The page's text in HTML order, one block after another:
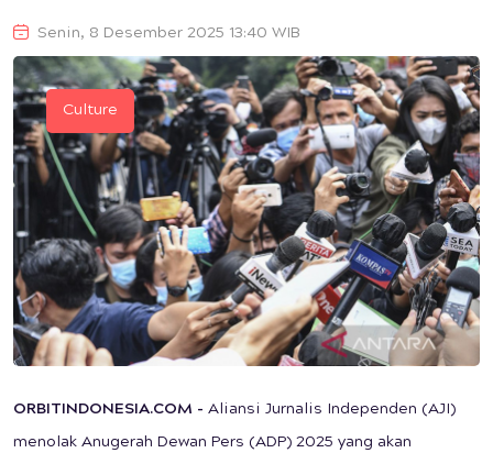
Senin, 8 Desember 2025 13:40 WIB
Culture
ORBITINDONESIA.COM - Aliansi Jurnalis Independen (AJI)
menolak Anugerah Dewan Pers (ADP) 2025 yang akan